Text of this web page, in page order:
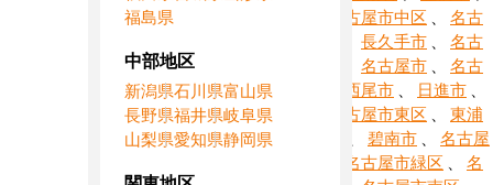
名古屋市中区
名古
長久手市
名古
名古屋市
名古
屋市西区
西尾市 日進市
半田市
名古屋市東区
東浦
町
碧南市
名古屋
名古屋市緑区
名
福島県
中部地区
新潟県石川県富山県
長野県福井県岐阜県
山梨県愛知県静岡県